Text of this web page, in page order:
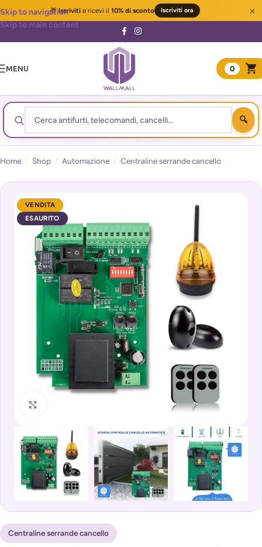
🎁Iscrivitie ricevi il 10% di sconto Iscriviti ora ×
Skip to navigation
Skip to main content
MENU 0
Home / Shop / Automazione / Centraline serrande cancello
VENDITA
ESAURITO
Centraline serrande cancello